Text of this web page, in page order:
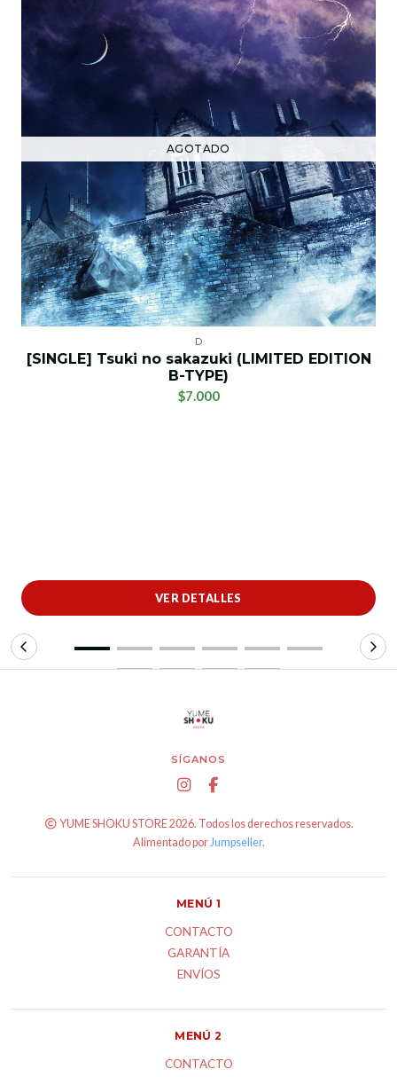
AGOTADO
D
[SINGLE] Tsuki no sakazuki (LIMITED EDITION
B-TYPE)
$7.000
VER DETALLES
SÍGANOS
YUME SHOKU STORE 2026. Todos los derechos reservados.
Alimentado porJumpseller.
MENÚ 1
CONTACTO
GARANTÍA
ENVÍOS
MENÚ 2
CONTACTO